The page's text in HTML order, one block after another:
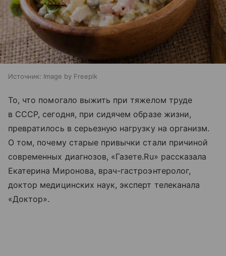
Источник: Image by Freepik
То, что помогало выжить при тяжелом труде
в СССР, сегодня, при сидячем образе жизни,
превратилось в серьезную нагрузку на организм.
О том, почему старые привычки стали причиной
современных диагнозов, «Газете.Ru» рассказала
Екатерина Миронова, врач-гастроэнтеролог,
доктор медицинских наук, эксперт телеканала
«Доктор».